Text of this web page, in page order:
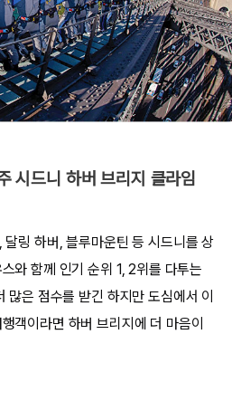
시드니 하버 브리지 클라임
링 하버, 블루마운틴 등 시드니를 상
와 함께 인기 순위 1, 2위를 다투는
많은 점수를 받긴 하지만 도심에서 이
객이라면 하버 브리지에 더 마음이